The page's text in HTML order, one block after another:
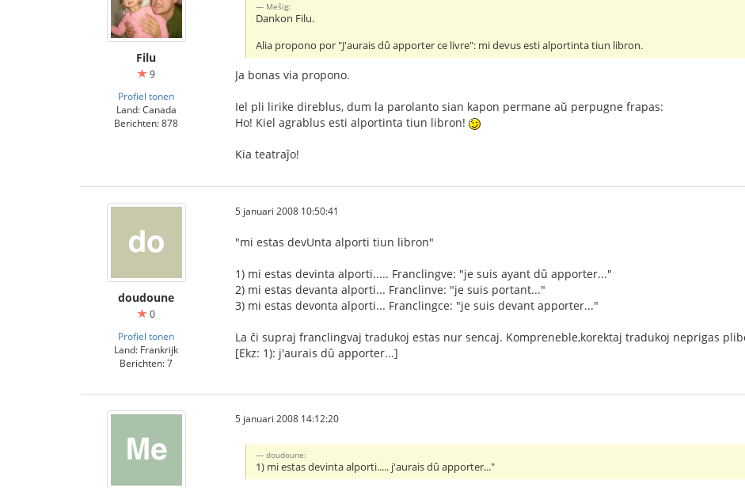
Filu
9
Profiel tonen
Land: Canada
Berichten: 878
Meŝig:
Dankon Filu.
Alia propono por "J'aurais dû apporter ce livre": mi devus esti alportinta tiun libron.
Ja bonas via propono.
Iel pli lirike direblus, dum la parolanto sian kapon permane aŭ perpugne frapas:
Ho! Kiel agrablus esti alportinta tiun libron!
Kia teatraĵo!
doudoune
0
Profiel tonen
Land: Frankrijk
Berichten: 7
5 januari 2008 10:50:41
"mi estas devUnta alporti tiun libron"
1) mi estas devinta alporti..... Franclingve: "je suis ayant dû apporter..."
2) mi estas devanta alporti... Franclinve: "je suis portant..."
3) mi estas devonta alporti... Franclingce: "je suis devant apporter..."
La ĉi supraj franclingvaj tradukoj estas nur sencaj. Kompreneble,korektaj tradukoj neprigas
[Ekz: 1): j'aurais dû apporter...]
5 januari 2008 14:12:20
doudoune:
1) mi estas devinta alporti..... j'aurais dû apporter..."